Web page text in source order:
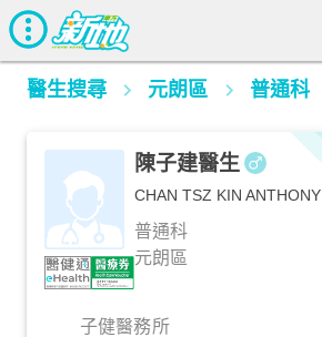
醫生搜尋 元朗區 普通科
陳子建醫生
CHAN TSZ KIN ANTHONY
普通科
元朗區
子健醫務所